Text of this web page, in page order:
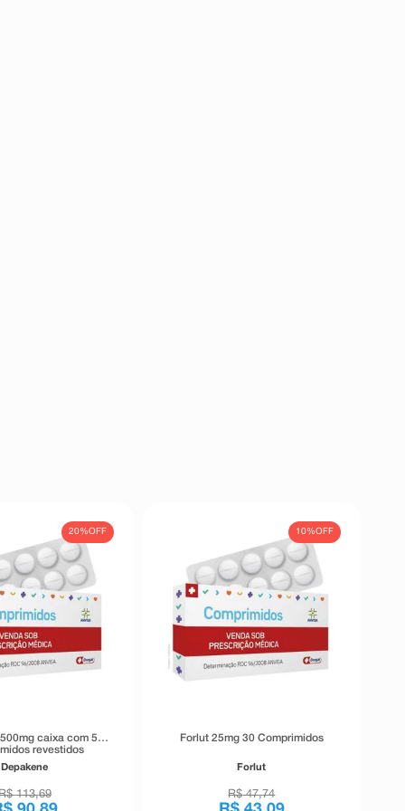
20%OFF
revestidos
Depakene
113,69
10%OFF
Forlut 25mg 30 Comprimidos
Forlut
R$ 47,74